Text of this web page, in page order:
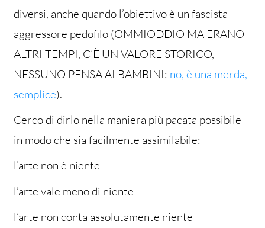
diversi, anche quando l’obiettivo è un fascista
aggressore pedofilo (OMMIODDIO MA ERANO
ALTRI TEMPI, C’È UN VALORE STORICO,
NESSUNO PENSA AI BAMBINI: no, è una merda,
semplice).
Cerco di dirlo nella maniera più pacata possibile
in modo che sia facilmente assimilabile:
l’arte non è niente
l’arte vale meno di niente
l’arte non conta assolutamente niente